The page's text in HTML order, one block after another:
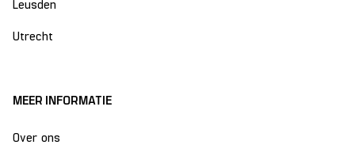
Leusden
Utrecht
MEER INFORMATIE
Over ons